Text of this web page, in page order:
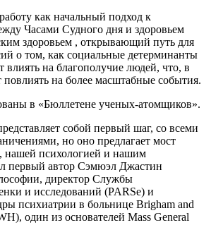
как начальный подход к
Часами Судного дня и здоровьем
здоровьем , открывающий путь для
о том, как социальные детерминанты
влиять на благополучие людей, что, в
на более масштабные события.
в «Бюллетене ученых-атомщиков».
собой первый шаг, со всеми
но оно предлагает мост
нашей психологией и нашим
первый автор Сэмюэл Джастин
директор Службы
и исследований (PARSe) и
психиатрии в больнице Brigham and
один из основателей Mass General